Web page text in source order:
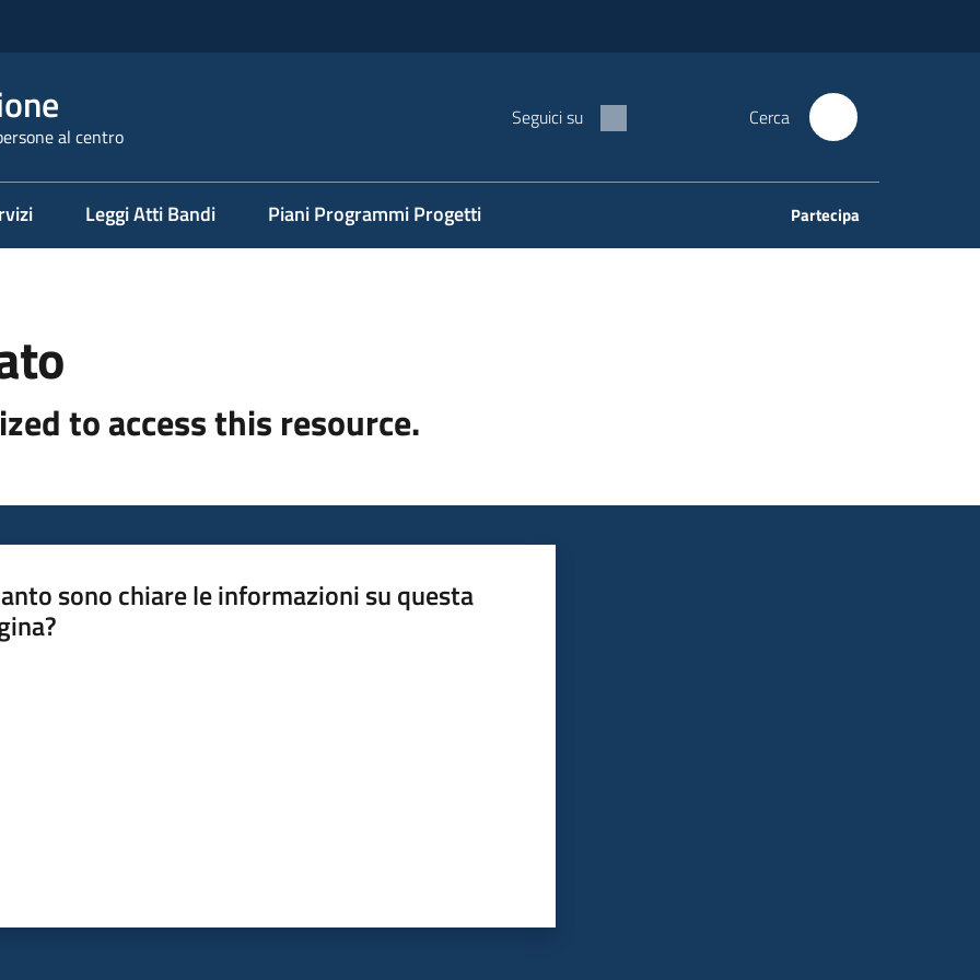
al centro
Seguici su Cerca
Leggi Atti Bandi Piani Programmi Progetti Partecipa
to access this resource.
sono chiare le informazioni su questa